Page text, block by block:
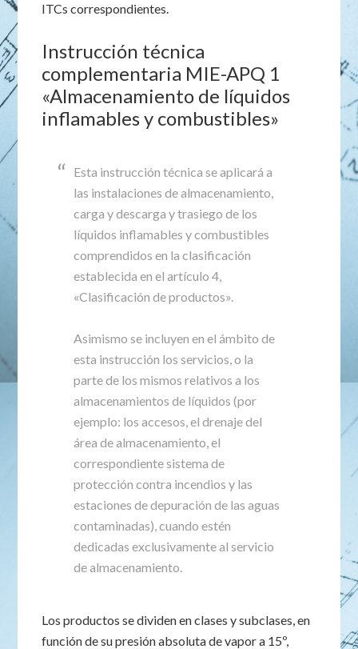
ITCs correspondientes.
Instrucción técnica
complementaria MIE-APQ 1
«Almacenamiento de líquidos
inflamables y combustibles»
Esta instrucción técnica se aplicará a
las instalaciones de almacenamiento,
carga y descarga y trasiego de los
líquidos inflamables y combustibles
comprendidos en la clasificación
establecida en el artículo 4,
«Clasificación de productos».
Asimismo se incluyen en el ámbito de
esta instrucción los servicios, o la
parte de los mismos relativos a los
almacenamientos de líquidos (por
ejemplo: los accesos, el drenaje del
área de almacenamiento, el
correspondiente sistema de
protección contra incendios y las
estaciones de depuración de las aguas
contaminadas), cuando estén
dedicadas exclusivamente al servicio
de almacenamiento.
Los productos se dividen en clases y subclases, en
función de su presión absoluta de vapor a 15º,